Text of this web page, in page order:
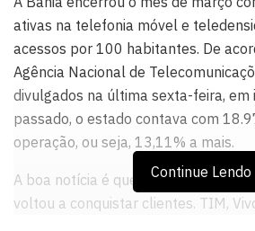
ativas na telefonia móvel e
acessos por 100 habitantes. De
Agência Nacional de
divulgados na última sexta-feira, em
passado, o estado contava com
operação, ou seja, 13,11% a mais.
A boa notícia é que após vários
voltou a conquistar clientes. TIM,
Continue Lendo